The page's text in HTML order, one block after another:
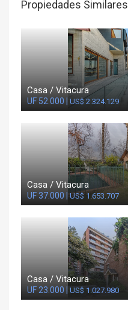
Propiedades Similares
Casa / Vitacura
UF 52.000 | US$ 2.324.129
Casa / Vitacura
UF 37.000 |US$ 1.653.707
Casa / Vitacura
UF 23.000 | US$ 1.027.980